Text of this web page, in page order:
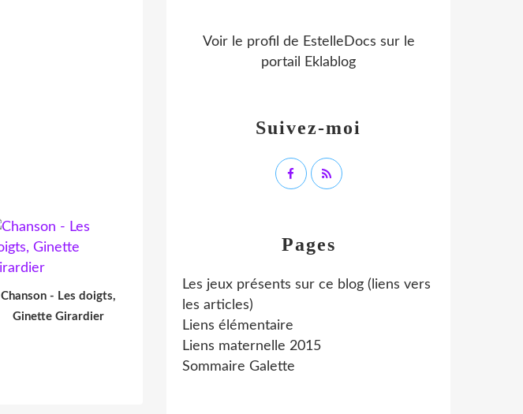
Chanson - Les doigts,
Ginette Girardier
Pages
Les jeux présents sur ce blog (liens vers
les articles)
Liens élémentaire
Liens maternelle 2015
Sommaire Galette
Suivez-moi
Voir le profil de EstelleDocs sur le
portail Eklablog